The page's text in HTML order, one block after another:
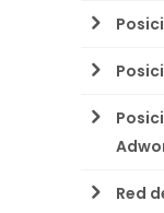
Red